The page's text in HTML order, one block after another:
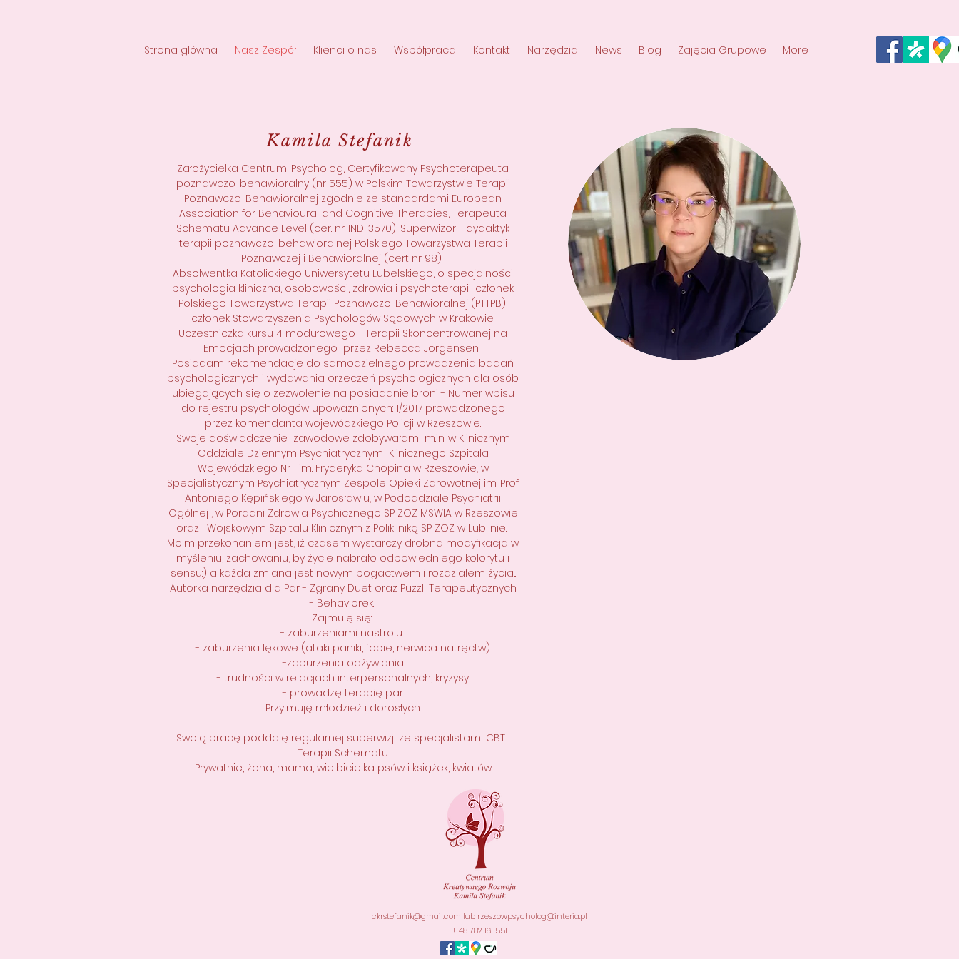
Strona glówna Nasz Zespół Klienci o nas Współpraca Kontakt Narzędzia News Blog Zajęcia Grupowe More
Kamila Stefanik
Założycielka Centrum, Psycholog, Certyfikowany Psychoterapeuta
poznawczo-behawioralny (nr 555) w Polskim Towarzystwie Terapii
Poznawczo-Behawioralnej zgodnie ze standardami European
Association for Behavioural and Cognitive Therapies, Terapeuta
Schematu Advance Level (cer. nr. IND-3570), Superwizor - dydaktyk
terapii poznawczo-behawioralnej Polskiego Towarzystwa Terapii
Poznawczej i Behawioralnej (cert nr 98).
Absolwentka Katolickiego Uniwersytetu Lubelskiego, o specjalności
psychologia kliniczna, osobowości, zdrowia i psychoterapii; członek
Polskiego Towarzystwa Terapii Poznawczo-Behawioralnej (PTTPB),
członek Stowarzyszenia Psychologów Sądowych w Krakowie.
Uczestniczka kursu 4 modułowego - Terapii Skoncentrowanej na
Emocjach prowadzonego przez Rebecca Jorgensen.
Posiadam rekomendacje do samodzielnego prowadzenia badań
psychologicznych i wydawania orzeczeń psychologicznych dla osób
ubiegających się o zezwolenie na posiadanie broni - Numer wpisu
do rejestru psychologów upoważnionych: 1/2017 prowadzonego
przez komendanta wojewódzkiego Policji w Rzeszowie.
Swoje doświadczenie zawodowe zdobywałam m.in. w Klinicznym
Oddziale Dziennym Psychiatrycznym Klinicznego Szpitala
Wojewódzkiego Nr 1 im. Fryderyka Chopina w Rzeszowie, w
Specjalistycznym Psychiatrycznym Zespole Opieki Zdrowotnej im. Prof.
Antoniego Kępińskiego w Jarosławiu, w Pododdziale Psychiatrii
Ogólnej , w Poradni Zdrowia Psychicznego SP ZOZ MSWIA w Rzeszowie
oraz I Wojskowym Szpitalu Klinicznym z Polikliniką SP ZOZ w Lublinie.
Moim przekonaniem jest, iż czasem wystarczy drobna modyfikacja w
myśleniu, zachowaniu, by życie nabrało odpowiedniego kolorytu i
sensu:) a każda zmiana jest nowym bogactwem i rozdziałem życia...
Autorka narzędzia dla Par - Zgrany Duet oraz Puzzli Terapeutycznych
- Behaviorek.
Zajmuję się:
- zaburzeniami nastroju
- zaburzenia lękowe (ataki paniki, fobie, nerwica natręctw)
-zaburzenia odżywiania
- trudności w relacjach interpersonalnych, kryzysy
- prowadzę terapię par
Przyjmuję młodzież i dorosłych
Swoją pracę poddaję regularnej superwizji ze specjalistami CBT i
Terapii Schematu.
Prywatnie, żona, mama, wielbicielka psów i książek, kwiatów
ckrstefanik@gmail.com lub rzeszowpsycholog@interia.pl
+ 48 782 161 551